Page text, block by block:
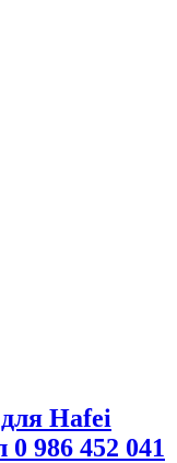
Hafei
0 986 452 041